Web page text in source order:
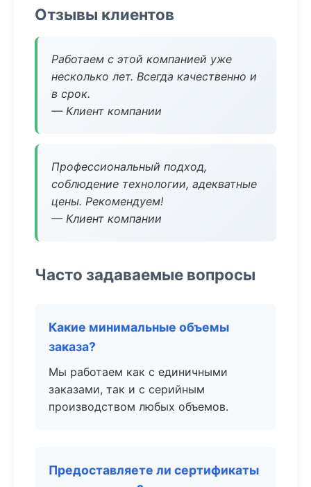
Отзывы клиентов
Работаем с этой компанией уже
несколько лет. Всегда качественно и
в срок.
— Клиент компании
Профессиональный подход,
соблюдение технологии, адекватные
цены. Рекомендуем!
— Клиент компании
Часто задаваемые вопросы
Какие минимальные объемы
заказа?
Мы работаем как с единичными
заказами, так и с серийным
производством любых объемов.
Предоставляете ли сертификаты